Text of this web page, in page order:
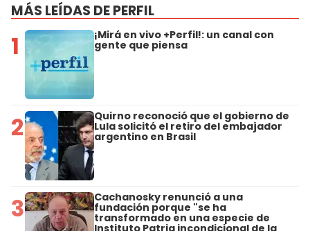
MÁS LEÍDAS DE PERFIL
1 ¡Mirá en vivo +Perfil!: un canal con
gente que piensa
2 Quirno reconoció que el gobierno de
Lula solicitó el retiro del embajador
argentino en Brasil
3 Cachanosky renunció a una
fundación porque "se ha
transformado en una especie de
Instituto Patria incondicional de la